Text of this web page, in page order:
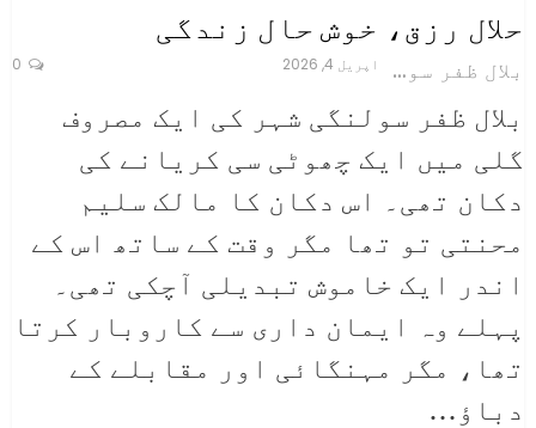
حلال رزق، خوش حال زندگی
بلال ظفر سولنگی اپریل 4, 2026
بلال ظفر سولنگی شہر کی ایک مصروف
گلی میں ایک چھوٹی سی کریانے کی
دکان تھی۔ اس دکان کا مالک سلیم
محنتی تو تھا مگر وقت کے ساتھ اس کے
اندر ایک خاموش تبدیلی آچکی تھی۔
پہلے وہ ایمان داری سے کاروبار کرتا
تھا، مگر مہنگائی اور مقابلے کے
دباؤ …